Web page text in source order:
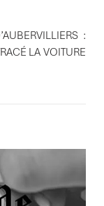
:
LA VOITURE